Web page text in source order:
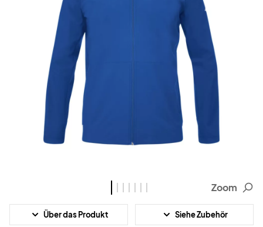
Zoom
Über das Produkt Siehe Zubehör